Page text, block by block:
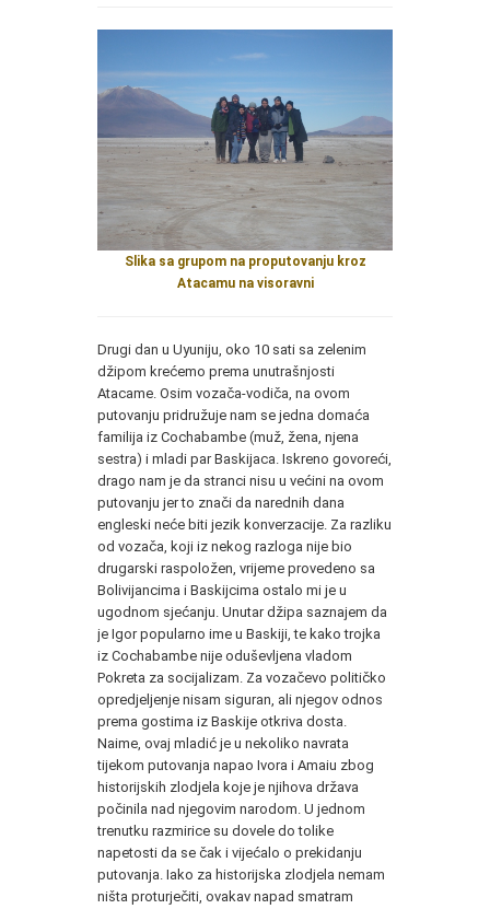
Slika sa grupom na proputovanju kroz
Atacamu na visoravni
Drugi dan u Uyuniju, oko 10 sati sa zelenim
džipom krećemo prema unutrašnjosti
Atacame. Osim vozača-vodiča, na ovom
putovanju pridružuje nam se jedna domaća
familija iz Cochabambe (muž, žena, njena
sestra) i mladi par Baskijaca. Iskreno govoreći,
drago nam je da stranci nisu u većini na ovom
putovanju jer to znači da narednih dana
engleski neće biti jezik konverzacije. Za razliku
od vozača, koji iz nekog razloga nije bio
drugarski raspoložen, vrijeme provedeno sa
Bolivijancima i Baskijcima ostalo mi je u
ugodnom sjećanju. Unutar džipa saznajem da
je Igor popularno ime u Baskiji, te kako trojka
iz Cochabambe nije oduševljena vladom
Pokreta za socijalizam. Za vozačevo političko
opredjeljenje nisam siguran, ali njegov odnos
prema gostima iz Baskije otkriva dosta.
Naime, ovaj mladić je u nekoliko navrata
tijekom putovanja napao Ivora i Amaiu zbog
historijskih zlodjela koje je njihova država
počinila nad njegovim narodom. U jednom
trenutku razmirice su dovele do tolike
napetosti da se čak i vijećalo o prekidanju
putovanja. Iako za historijska zlodjela nemam
ništa proturječiti, ovakav napad smatram